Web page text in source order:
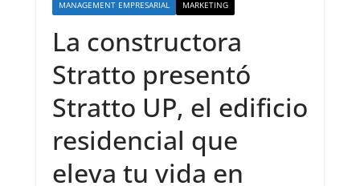
MANAGEMENT EMPRESARIAL MARKETING
La constructora
Stratto presentó
Stratto UP, el edificio
residencial que
eleva tu vida en